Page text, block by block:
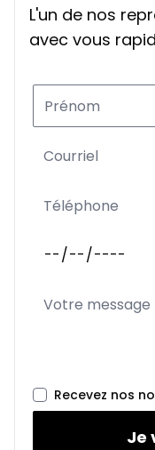
L'un de nos
avec vous
Recevez nos
Je